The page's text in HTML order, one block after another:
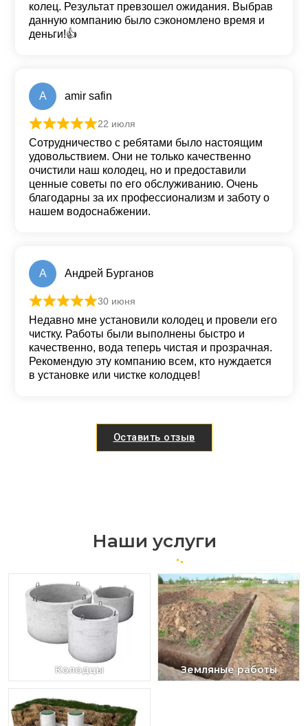
колец. Результат превзошел ожидания. Выбрав
данную компанию было сэкономлено время и
деньги!👍
A amir safin
Оценка
22 июля
Сотрудничество с ребятами было настоящим
удовольствием. Они не только качественно
очистили наш колодец, но и предоставили
ценные советы по его обслуживанию. Очень
благодарны за их профессионализм и заботу о
нашем водоснабжении.
А Андрей Бурганов
Оценка
30 июня
Недавно мне установили колодец и провели его
чистку. Работы были выполнены быстро и
качественно, вода теперь чистая и прозрачная.
Рекомендую эту компанию всем, кто нуждается
в установке или чистке колодцев!
Оставить отзыв
Наши услуги
Колодцы Земляные работы